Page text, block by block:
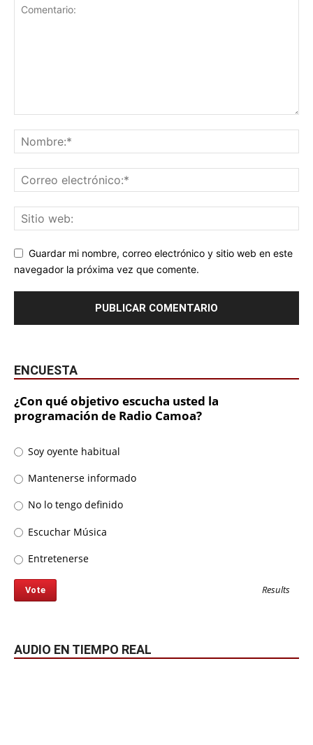
Guardar mi nombre, correo electrónico y sitio web en este
navegador la próxima vez que comente.
ENCUESTA
¿Con qué objetivo escucha usted la
programación de Radio Camoa?
Soy oyente habitual
Mantenerse informado
No lo tengo definido
Escuchar Música
Entretenerse
Results
AUDIO EN TIEMPO REAL